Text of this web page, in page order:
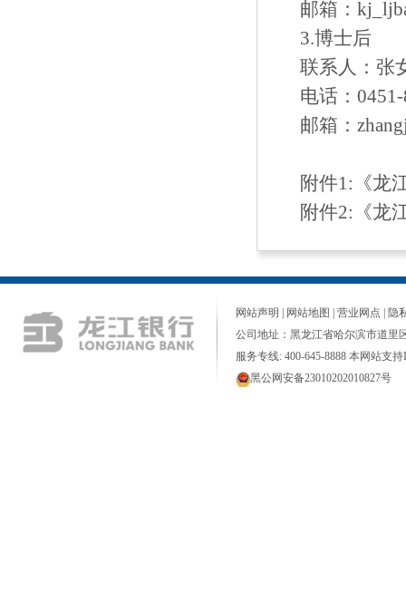
邮箱：
3.博士后
联系人：张
电话：
邮箱：
附件1: 《龙
附件2: 《龙
网站声明 网站地图 营业网点
隐
公司地址：黑龙江省哈尔滨市道里
服务专线: 400-645-8888 本网站支持
黑公网安备23010202010827号